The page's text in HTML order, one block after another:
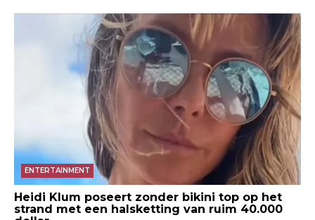
ENTERTAINMENT
Heidi Klum poseert zonder bikini top op het
strand met een halsketting van ruim 40.000